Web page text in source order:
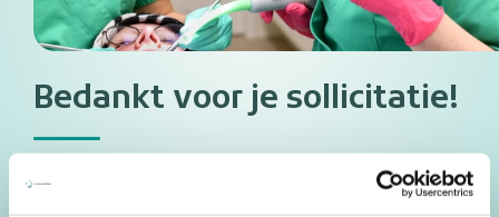
Bedankt voor je sollicitatie!